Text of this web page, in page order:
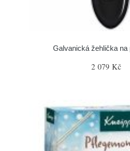
Galvanická žehlička na
2 079 Kč